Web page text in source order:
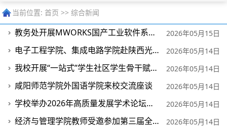
当前位置: 首页 >> 综合新闻
教务处开展MWORKS国产工业软件系列培训活动 2026年05月15日
电子工程学院、集成电路学院赴陕西光电子先导院科技有限公司访企拓岗 2026年05月14日
我校开展“一站式”学生社区学生骨干赋能提升心理沙龙 2026年05月14日
咸阳师范学院外国语学院来校交流座谈 2026年05月14日
学校举办2026年高质量发展学术论坛之“通导遥一体化”产教融合分论坛 2026年05月14日
经济与管理学院教师受邀参加第三届全国高校数字经济教育发展论坛 2026年05月14日